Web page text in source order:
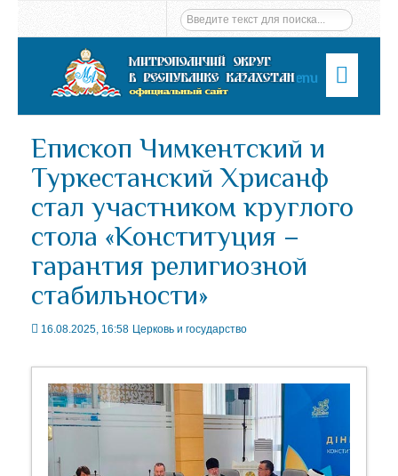
Menu
Епископ Чимкентский и
Туркестанский Хрисанф
стал участником круглого
стола «Конституция –
гарантия религиозной
стабильности»
16.08.2025, 16:58 Церковь и государство